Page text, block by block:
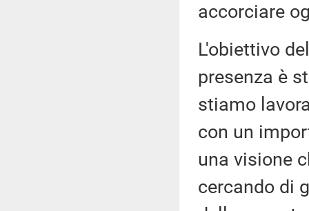
accorciare
L'obiettivo
presenza è
stiamo
con un
una visione
cercando di